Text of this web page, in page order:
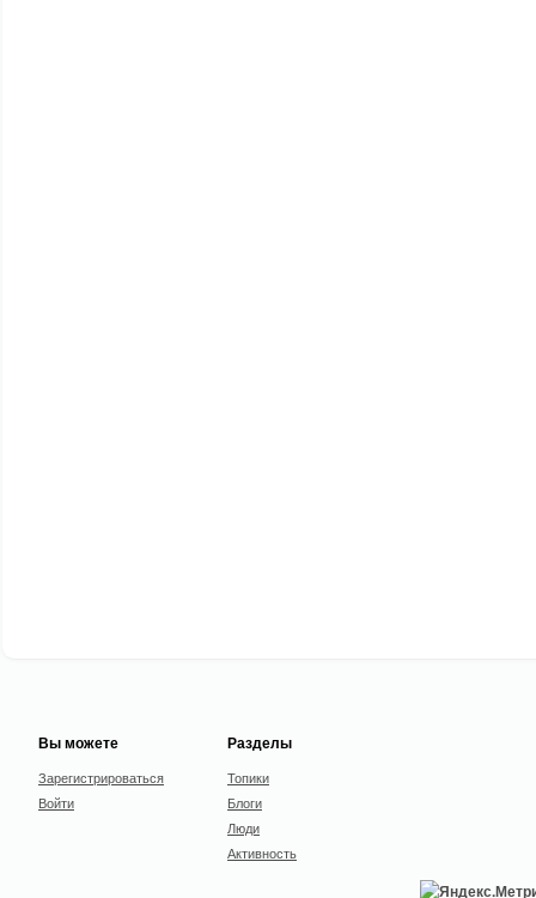
Вы можете
Зарегистрироваться
Войти
Разделы
Топики
Блоги
Люди
Активность